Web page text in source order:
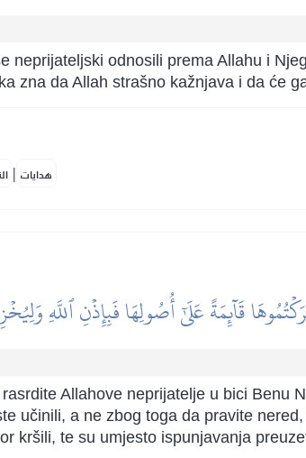
neprijateljski odnosili prema Allahu i
zna da Allah strašno kažnjava i da će
| هدايات
قَآئِمَةً عَلَىٰٓ أُصُولِهَا فَبِإِذۡنِ ٱللَّهِ
Allahove neprijatelje u bici Benu
učinili, a ne zbog toga da pravite
kršili, te su umjesto ispunjavanja